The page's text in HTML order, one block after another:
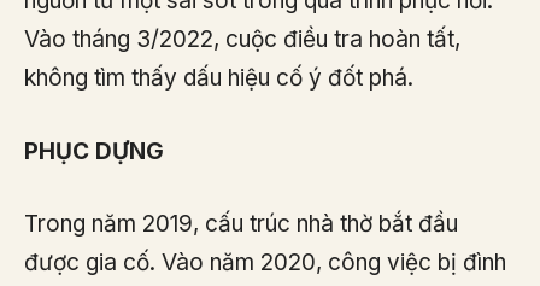
Vào tháng 3/2022, cuộc điều tra hoàn tất,
không tìm thấy dấu hiệu cố ý đốt phá.
PHỤC DỰNG
Trong năm 2019, cấu trúc nhà thờ bắt đầu
được gia cố. Vào năm 2020, công việc bị đình